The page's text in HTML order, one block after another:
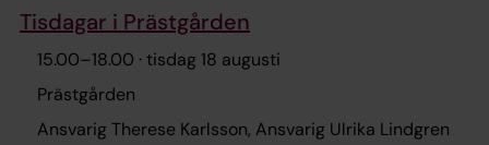
Tisdagar i Prästgården
15.00–18.00 · tisdag 18 augusti
Prästgården
Ansvarig Therese Karlsson, Ansvarig Ulrika Lindgren